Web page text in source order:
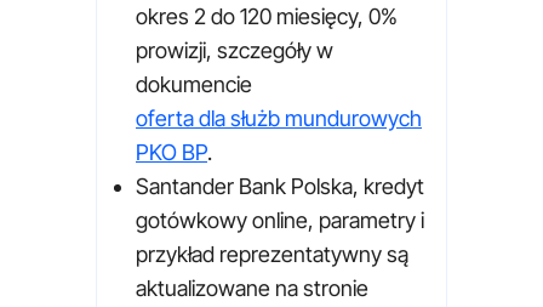
okres 2 do 120 miesięcy, 0%
prowizji, szczegóły w
dokumencie
oferta dla służb mundurowych
PKO BP.
Santander Bank Polska, kredyt
gotówkowy online, parametry i
przykład reprezentatywny są
aktualizowane na stronie